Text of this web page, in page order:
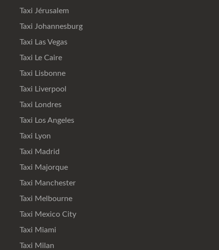
Taxi Jérusalem
Taxi Johannesburg
Taxi Las Vegas
Taxi Le Caire
Taxi Lisbonne
Taxi Liverpool
Taxi Londres
Taxi Los Angeles
Taxi Lyon
Taxi Madrid
Taxi Majorque
Taxi Manchester
Taxi Melbourne
Taxi Mexico City
Taxi Miami
Taxi Milan